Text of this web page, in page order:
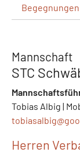
Begegnungen
Mannschaft
STC
Tobias Albig |
tobiasalbig@
Herren